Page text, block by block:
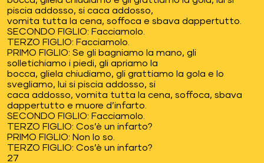
piscia addosso, si caca addosso,
vomita tutta la cena, soffoca e sbava dappertutto.
SECONDO FIGLIO: Facciamolo.
TERZO FIGLIO: Facciamolo.
PRIMO FIGLIO: Se gli bagniamo la mano, gli
solletichiamo i piedi, gli apriamo la
bocca, gliela chiudiamo, gli grattiamo la gola e lo
svegliamo, lui si piscia addosso, si
caca addosso, vomita tutta la cena, soffoca, sbava
dappertutto e muore d’infarto.
SECONDO FIGLIO: Facciamolo.
TERZO FIGLIO: Cos’è un infarto?
PRIMO FIGLIO: Non lo so.
TERZO FIGLIO: Cos’è un infarto?
27